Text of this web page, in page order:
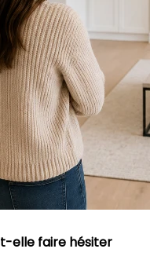
elle faire hésiter